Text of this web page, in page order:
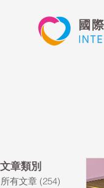
國
​文章類別
所有文章 (254) 254 篇文章